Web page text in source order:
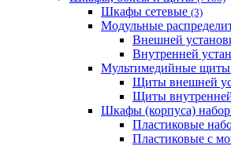
Шкафы сетевые (3)
Модульные
Внешней
Внутренней
Мультимедийные щиты
Щиты внешней
Щиты
Шкафы (корпуса)
Пластиковые
Пластиковые с